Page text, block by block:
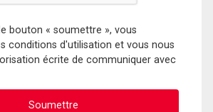
bouton « soumettre », vous
conditions d'utilisation et vous nous
écrite de communiquer avec